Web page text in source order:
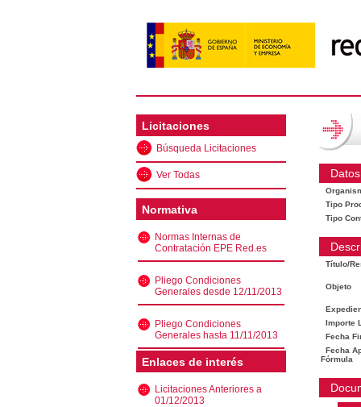
Licitaciones
Búsqueda Licitaciones
Ver Todas
Normativa
Normas Internas de
Contratación EPE Red.es
Pliego Condiciones
Generales desde 12/11/2013
Pliego Condiciones
Generales hasta 11/11/2013
Enlaces de interés
Licitaciones Anteriores a
01/12/2013
Tipo
Tipo
Título/
Objeto
Importe
Fecha
Fecha
Fórmula